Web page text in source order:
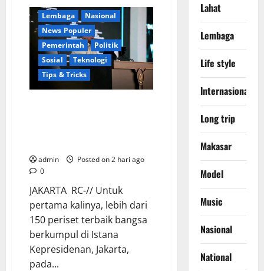
ke
Presiden,
Investasi
Sampaikan
Progres
Kampung
Haji
dan
Penguatan
Lembaga
Nasional
News Populer
Pemerintah
Politik
Sosial
Teknologi
Tips & Tricks
admin
Posted on 2 hari ago
0
JAKARTA RC-// Untuk
pertama kalinya, lebih dari
150 periset terbaik bangsa
berkumpul di Istana
Kepresidenan, Jakarta,
pada...
Lahat
Lembaga
Life style
lnternasional
Long trip
Makasar
Model
Music
Nasional
National